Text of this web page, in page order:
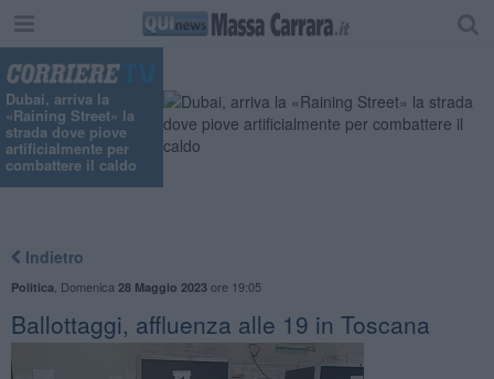
Dubai, arriva la
«Raining Street» la
strada dove piove
artificialmente per
combattere il caldo
Indietro
Politica Domenica 28 Maggio 2023ore 19:05
​Ballottaggi, affluenza alle 19 in Toscana